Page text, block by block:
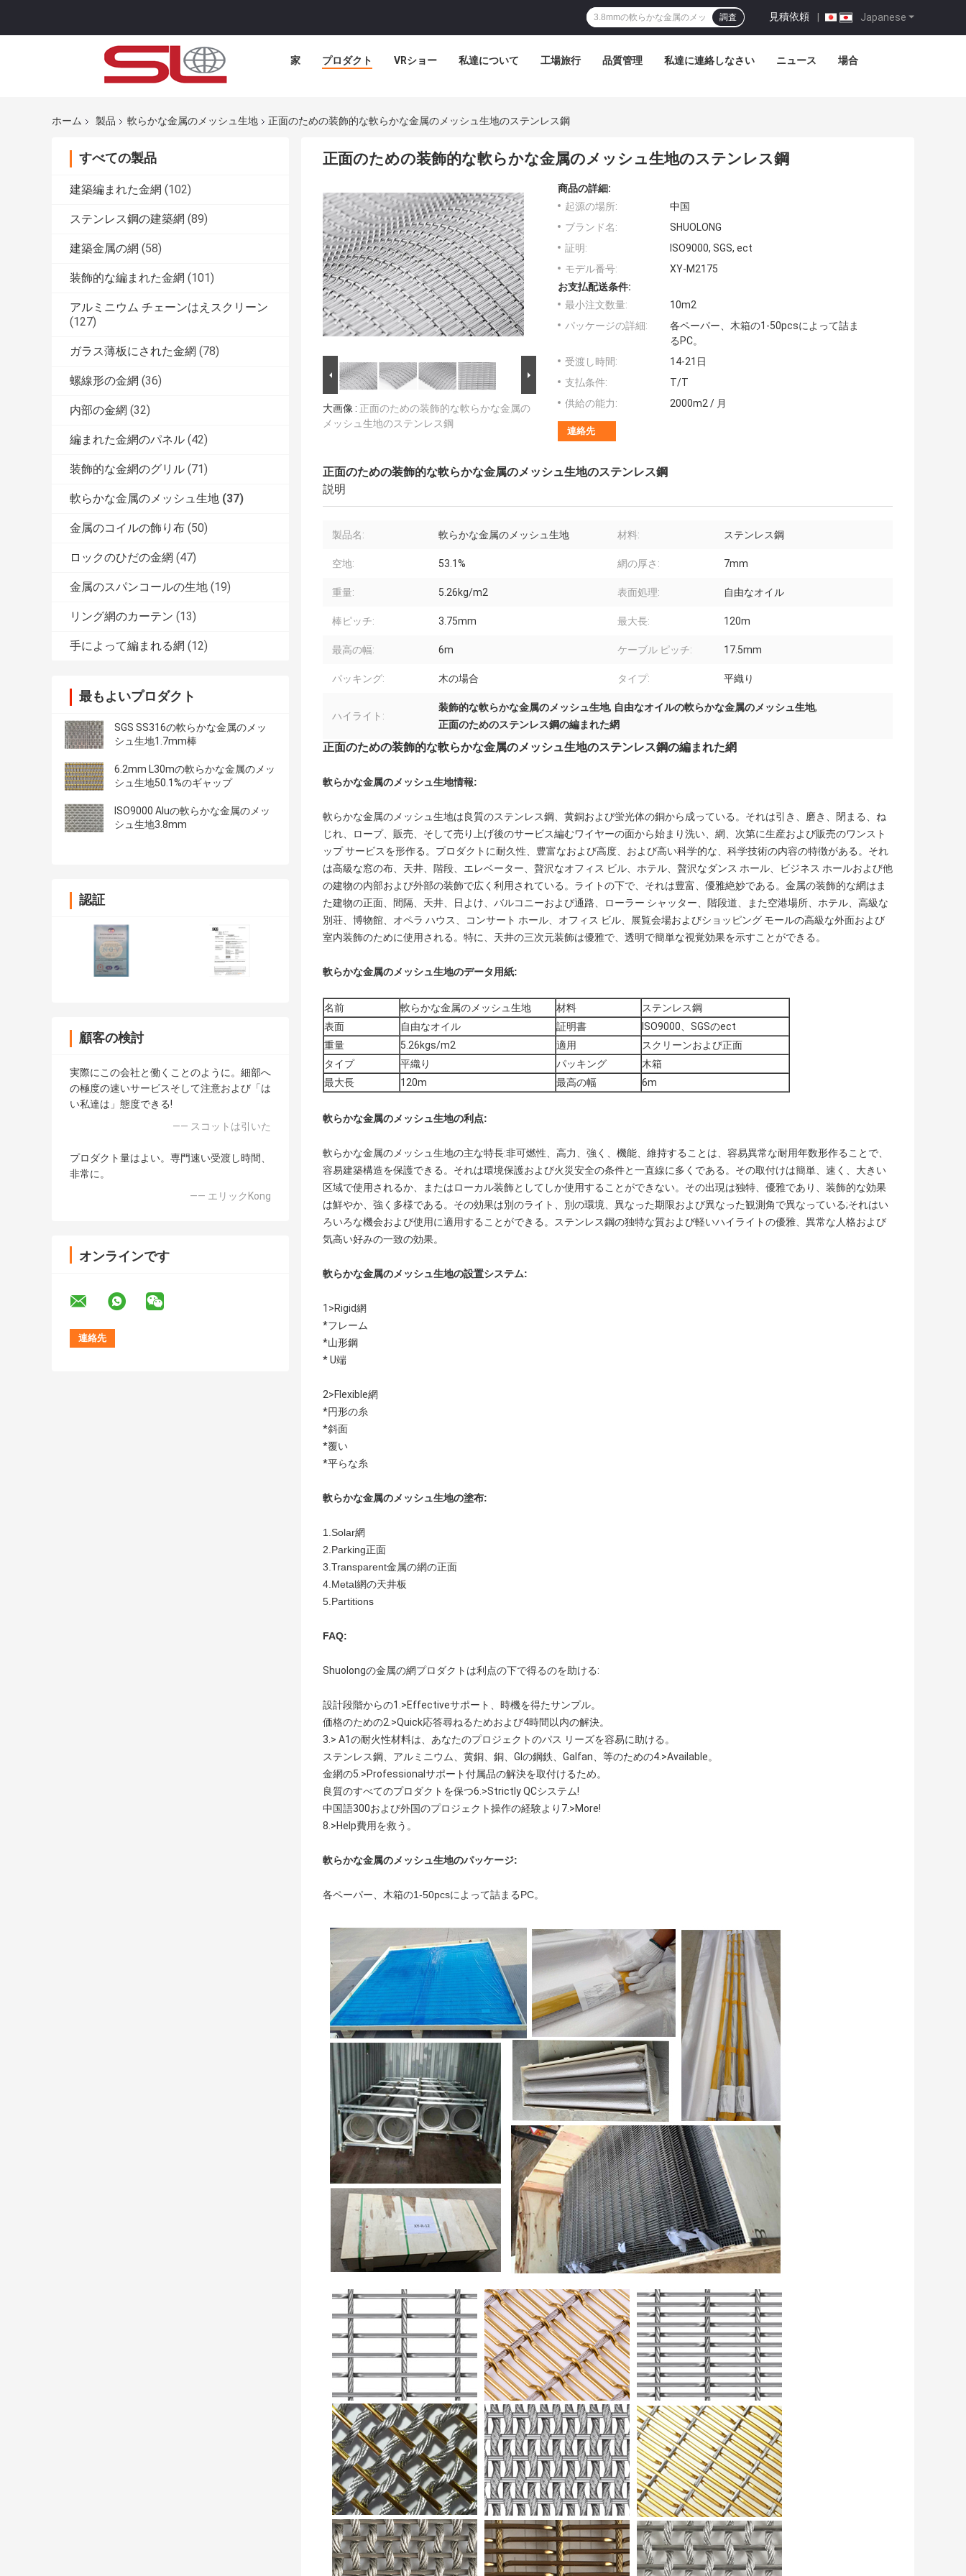
Japanese
見積依頼 |
調査
家 プロダクト VRショー 私達について 工場旅行 品質管理 私達に連絡しなさい ニュース 場合
ホーム 製品 軟らかな金属のメッシュ生地 正面のための装飾的な軟らかな金属のメッシュ生地のステンレス鋼
すべての製品
建築編まれた金網 (102)
ステンレス鋼の建築網 (89)
建築金属の網 (58)
装飾的な編まれた金網 (101)
アルミニウム チェーンはえスクリーン
(127)
ガラス薄板にされた金網 (78)
螺線形の金網 (36)
内部の金網 (32)
編まれた金網のパネル (42)
装飾的な金網のグリル (71)
軟らかな金属のメッシュ生地 (37)
金属のコイルの飾り布 (50)
ロックのひだの金網 (47)
金属のスパンコールの生地 (19)
リング網のカーテン (13)
手によって編まれる網 (12)
最もよいプロダクト
SGS SS316の軟らかな金属のメッ
シュ生地1.7mm棒
6.2mm L30mの軟らかな金属のメッ
シュ生地50.1%のギャップ
ISO9000 Aluの軟らかな金属のメッ
シュ生地3.8mm
認証
顧客の検討
実際にこの会社と働くことのように。細部へ
の極度の速いサービスそして注意および「は
い私達は」態度できる!
—— スコットは引いた
プロダクト量はよい。専門速い受渡し時間、
非常に。
—— エリックKong
オンラインです
正面のための装飾的な軟らかな金属のメッシュ生地のステンレス鋼
大画像 : 正面のための装飾的な軟らかな金属の
メッシュ生地のステンレス鋼
商品の詳細:
起源の場所:
中国
ブランド名:
SHUOLONG
証明:
ISO9000, SGS, ect
モデル番号:
XY-M2175
お支払配送条件:
最小注文数量:
10m2
パッケージの詳細:
各ペーパー、木箱の1-50pcsによって詰ま
るPC。
受渡し時間:
14-21日
支払条件:
T/T
供給の能力:
2000m2 / 月
連絡先
正面のための装飾的な軟らかな金属のメッシュ生地のステンレス鋼
説明
製品名: 軟らかな金属のメッシュ生地 材料: ステンレス鋼
空地: 53.1% 網の厚さ: 7mm
重量: 5.26kg/m2 表面処理: 自由なオイル
棒ピッチ: 3.75mm 最大長: 120m
最高の幅: 6m ケーブル ピッチ: 17.5mm
パッキング: 木の場合 タイプ: 平織り
ハイライト:
装飾的な軟らかな金属のメッシュ生地, 自由なオイルの軟らかな金属のメッシュ生地,
正面のためのステンレス鋼の編まれた網
正面のための装飾的な軟らかな金属のメッシュ生地のステンレス鋼の編まれた網
軟らかな金属のメッシュ生地情報:
軟らかな金属のメッシュ生地は良質のステンレス鋼、黄銅および蛍光体の銅から成っている。それは引き、磨き、閉まる、ね
じれ、ロープ、販売、そして売り上げ後のサービス編むワイヤーの面から始まり洗い、網、次第に生産および販売のワンスト
ップ サービスを形作る。プロダクトに耐久性、豊富なおよび高度、および高い科学的な、科学技術の内容の特徴がある。それ
は高級な窓の布、天井、階段、エレベーター、贅沢なオフィス ビル、ホテル、贅沢なダンス ホール、ビジネス ホールおよび他
の建物の内部および外部の装飾で広く利用されている。ライトの下で、それは豊富、優雅絶妙である。金属の装飾的な網はま
た建物の正面、間隔、天井、日よけ、バルコニーおよび通路、ローラー シャッター、階段道、また空港場所、ホテル、高級な
別荘、博物館、オペラ ハウス、コンサート ホール、オフィス ビル、展覧会場およびショッピング モールの高級な外面および
室内装飾のために使用される。特に、天井の三次元装飾は優雅で、透明で簡単な視覚効果を示すことができる。
軟らかな金属のメッシュ生地のデータ用紙:
名前 軟らかな金属のメッシュ生地 材料
ステンレス鋼
表面
自由なオイル 証明書
ISO9000、SGSのect
重量
5.26kgs/m2 適用
スクリーンおよび正面
タイプ
平織り パッキング
木箱
最大長
120m 最高の幅 6m
軟らかな金属のメッシュ生地の利点:
軟らかな金属のメッシュ生地の主な特長:非可燃性、高力、強く、機能、維持することは、容易異常な耐用年数形作ることで、
容易建築構造を保護できる。それは環境保護および火災安全の条件と一直線に多くである。その取付けは簡単、速く、大きい
区域で使用されるか、またはローカル装飾としてしか使用することができない。その出現は独特、優雅であり、装飾的な効果
は鮮やか、強く多様である。その効果は別のライト、別の環境、異なった期限および異なった観測角で異なっている;それはい
ろいろな機会および使用に適用することができる。ステンレス鋼の独特な質および軽いハイライトの優雅、異常な人格および
気高い好みの一致の効果。
軟らかな金属のメッシュ生地の設置システム:
1>Rigid網
*フレーム
*山形鋼
* U端
2>Flexible網
*円形の糸
*斜面
*覆い
*平らな糸
軟らかな金属のメッシュ生地の塗布:
1.Solar網
2.Parking正面
3.Transparent金属の網の正面
4.Metal網の天井板
5.Partitions
FAQ:
Shuolongの金属の網プロダクトは利点の下で得るのを助ける:
設計段階からの1.>Effectiveサポート、時機を得たサンプル。
価格のための2.>Quick応答尋ねるためおよび4時間以内の解決。
3.> A1の耐火性材料は、あなたのプロジェクトのパス リーズを容易に助ける。
ステンレス鋼、アルミニウム、黄銅、銅、GIの鋼鉄、Galfan、等のための4.>Available。
金網の5.>Professionalサポート付属品の解決を取付けるため。
良質のすべてのプロダクトを保つ6.>Strictly QCシステム!
中国語300および外国のプロジェクト操作の経験より7.>More!
8.>Help費用を救う。
軟らかな金属のメッシュ生地のパッケージ:
各ペーパー、木箱の1-50pcsによって詰まるPC。